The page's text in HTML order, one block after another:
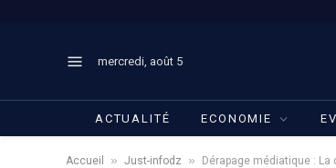
mercredi, août 5
ACTUALITÉ ECONOMIE
Accueil » Just-infodz » Dérapage médiatique :